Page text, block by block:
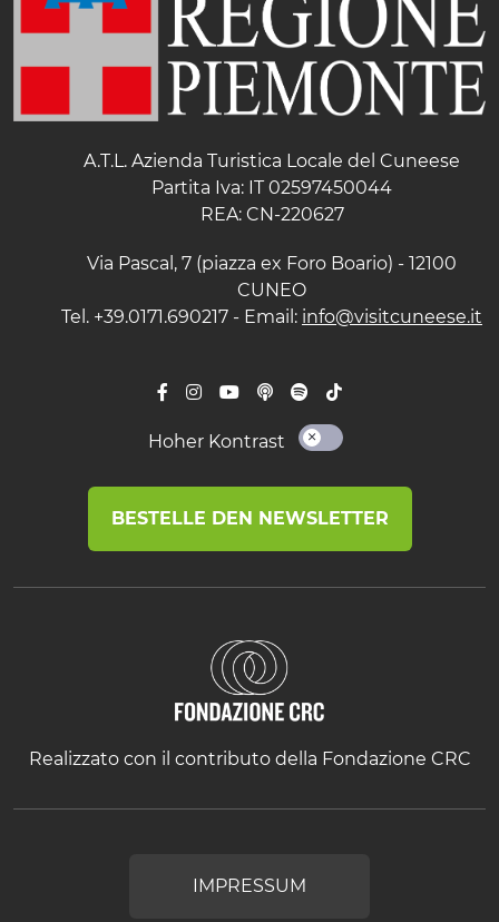
A.T.L. Azienda Turistica Locale del Cuneese
Partita Iva: IT 02597450044
REA: CN-220627
Via Pascal, 7 (piazza ex Foro Boario) - 12100
CUNEO
Tel. +39.0171.690217 - Email: info@visitcuneese.it
Hoher Kontrast
BESTELLE DEN NEWSLETTER
Realizzato con il contributo della Fondazione CRC
IMPRESSUM